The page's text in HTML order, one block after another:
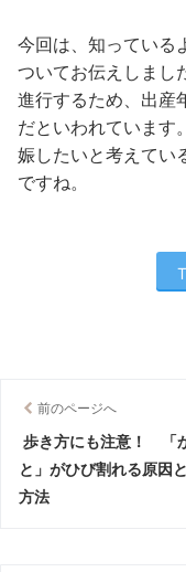
今回は、知っている
ついてお伝えしまし
進行するため、出産
だといわれています
娠したいと考えてい
ですね。
前のページへ
歩き方にも注意！ 「
と」がひび割れる原因
方法